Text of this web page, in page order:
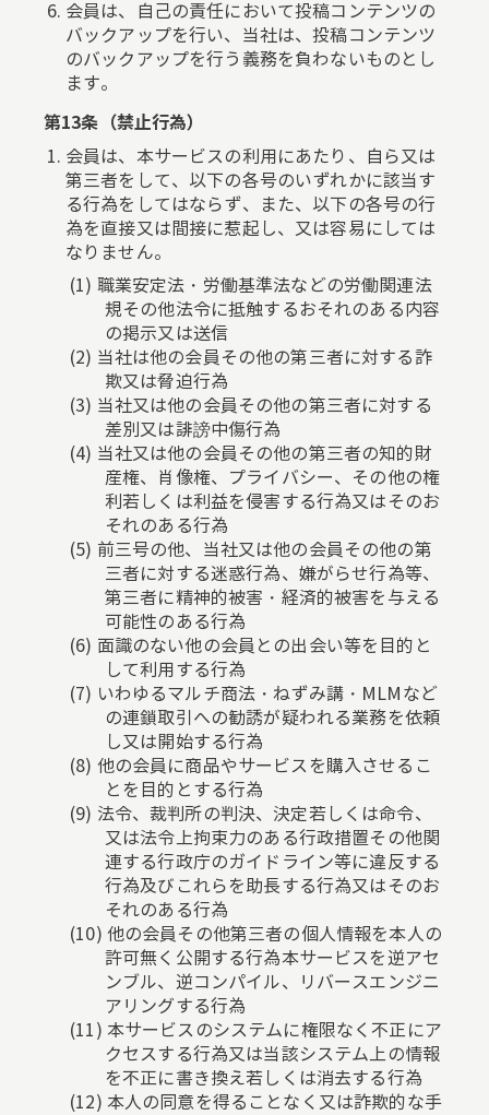
会員は、自己の責任において投稿コンテンツの
バックアップを行い、当社は、投稿コンテンツ
のバックアップを行う義務を負わないものとし
ます。
第13条（禁止行為）
会員は、本サービスの利用にあたり、自ら又は
第三者をして、以下の各号のいずれかに該当す
る行為をしてはならず、また、以下の各号の行
為を直接又は間接に惹起し、又は容易にしては
なりません。
職業安定法・労働基準法などの労働関連法
規その他法令に抵触するおそれのある内容
の掲示又は送信
当社は他の会員その他の第三者に対する詐
欺又は脅迫行為
当社又は他の会員その他の第三者に対する
差別又は誹謗中傷行為
当社又は他の会員その他の第三者の知的財
産権、肖像権、プライバシー、その他の権
利若しくは利益を侵害する行為又はそのお
それのある行為
前三号の他、当社又は他の会員その他の第
三者に対する迷惑行為、嫌がらせ行為等、
第三者に精神的被害・経済的被害を与える
可能性のある行為
面識のない他の会員との出会い等を目的と
して利用する行為
いわゆるマルチ商法・ねずみ講・MLMなど
の連鎖取引への勧誘が疑われる業務を依頼
し又は開始する行為
他の会員に商品やサービスを購入させるこ
とを目的とする行為
法令、裁判所の判決、決定若しくは命令、
又は法令上拘束力のある行政措置その他関
連する行政庁のガイドライン等に違反する
行為及びこれらを助長する行為又はそのお
それのある行為
他の会員その他第三者の個人情報を本人の
許可無く公開する行為本サービスを逆アセ
ンブル、逆コンパイル、リバースエンジニ
アリングする行為
本サービスのシステムに権限なく不正にア
クセスする行為又は当該システム上の情報
を不正に書き換え若しくは消去する行為
本人の同意を得ることなく又は詐欺的な手